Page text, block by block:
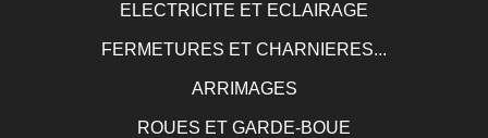
ELECTRICITE ET ECLAIRAGE
FERMETURES ET CHARNIERES...
ARRIMAGES
ROUES ET GARDE-BOUE